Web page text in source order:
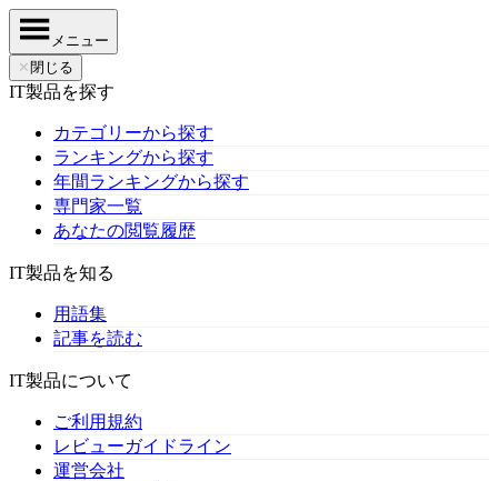
メニュー
✕ 閉じる
IT製品を探す
カテゴリーから探す
ランキングから探す
年間ランキングから探す
専門家一覧
あなたの閲覧履歴
IT製品を知る
用語集
記事を読む
IT製品について
ご利用規約
レビューガイドライン
運営会社